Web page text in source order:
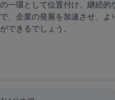
一環として位置付け、継続的
、企業の発展を加速させ、よ
できるでしょう。